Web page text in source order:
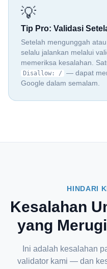
💡
Tip Pro: Validasi
Setelah mengunggah
selalu jalankan melalui
memeriksa kesalahan.
Disallow: /
— dapat
Google dalam semalam.
HINDARI
Kesalahan
yang
Ini adalah kesalahan
validator kami — dan